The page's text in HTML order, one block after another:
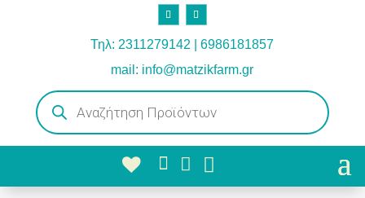
Τηλ: 2311279142 | 6986181857
mail: info@matzikfarm.gr
Products
search
  